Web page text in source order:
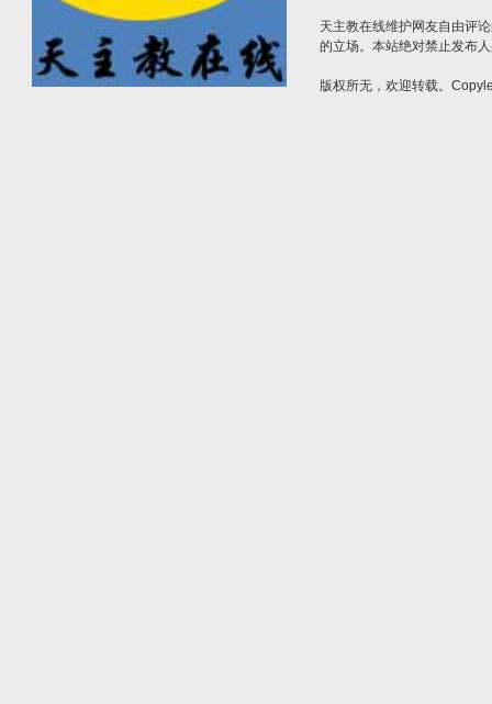
天主教在线维护网友自由评
的立场。本站绝对禁止发布
版权所无，欢迎转载。